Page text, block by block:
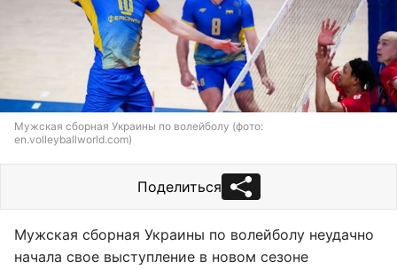
Мужская сборная Украины по волейболу (фото:
en.volleyballworld.com)
Поделиться
Мужская сборная Украины по волейболу неудачно
начала свое выступление в новом сезоне